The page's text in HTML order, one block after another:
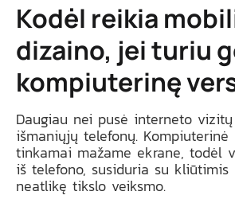
Kodėl reikia
dizaino, jei turiu
kompiuterinę
Daugiau nei pusė interneto
išmaniųjų telefonų.
tinkamai mažame ekrane, todėl
iš telefono, susiduria su kliūtimis
neatlikę tikslo veiksmo.